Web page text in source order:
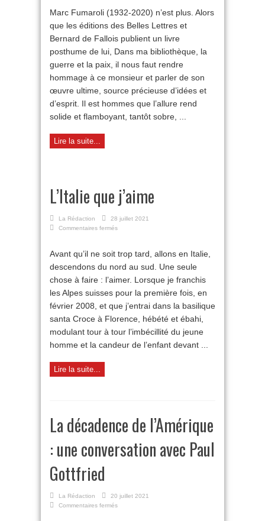
la
vie
Marc Fumaroli (1932-2020) n’est plus. Alors
que les éditions des Belles Lettres et
Bernard de Fallois publient un livre
posthume de lui, Dans ma bibliothèque, la
guerre et la paix, il nous faut rendre
hommage à ce monsieur et parler de son
œuvre ultime, source précieuse d’idées et
d’esprit. Il est hommes que l’allure rend
solide et flamboyant, tantôt sobre, ...
Lire la suite...
L’Italie que j’aime
La Rédaction
28 juillet 2021
Commentaires fermés
j’aime
Avant qu’il ne soit trop tard, allons en Italie,
descendons du nord au sud. Une seule
chose à faire : l’aimer. Lorsque je franchis
les Alpes suisses pour la première fois, en
février 2008, et que j’entrai dans la basilique
santa Croce à Florence, hébété et ébahi,
modulant tour à tour l’imbécillité du jeune
homme et la candeur de l’enfant devant ...
Lire la suite...
La décadence de l’Amérique
: une conversation avec Paul
Gottfried
La Rédaction
20 juillet 2021
Commentaires fermés